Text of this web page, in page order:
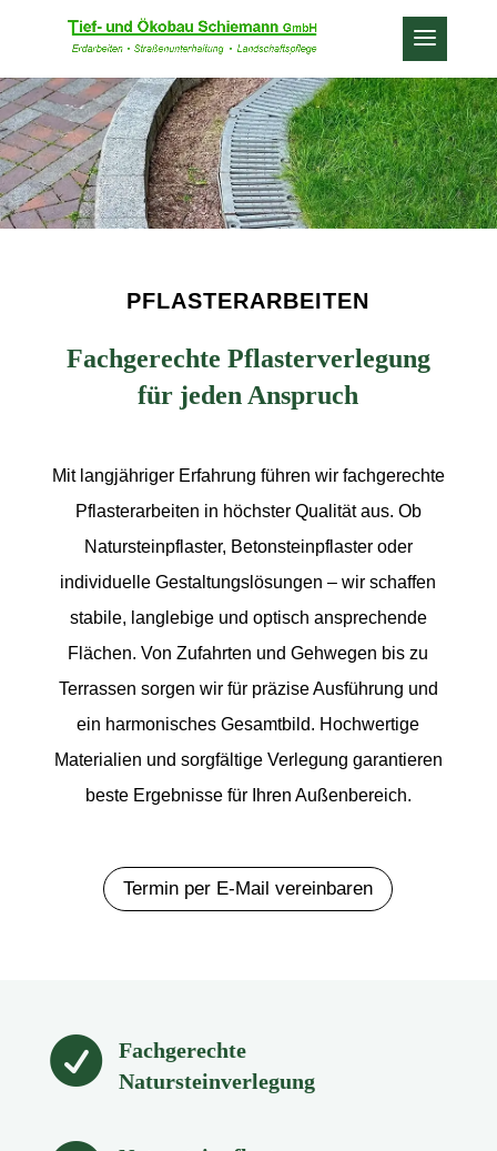
PFLASTERARBEITEN
Fachgerechte Pflasterverlegung
für jeden Anspruch
Mit langjähriger Erfahrung führen wir fachgerechte
Pflasterarbeiten in höchster Qualität aus. Ob
Natursteinpflaster, Betonsteinpflaster oder
individuelle Gestaltungslösungen – wir schaffen
stabile, langlebige und optisch ansprechende
Flächen. Von Zufahrten und Gehwegen bis zu
Terrassen sorgen wir für präzise Ausführung und
ein harmonisches Gesamtbild. Hochwertige
Materialien und sorgfältige Verlegung garantieren
beste Ergebnisse für Ihren Außenbereich.
Termin per E-Mail vereinbaren

Fachgerechte
Natursteinverlegung